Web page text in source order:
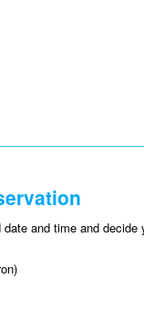
date and time and decide